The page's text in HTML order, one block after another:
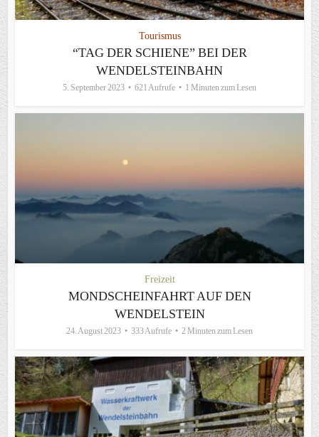
Tourismus
“TAG DER SCHIENE” BEI DER
WENDELSTEINBAHN
5. September 2023 621 Aufrufe 1 Minuten zum Lesen
Freizeit
MONDSCHEINFAHRT AUF DEN
WENDELSTEIN
24. August 2023 333 Aufrufe 2 Minuten zum Lesen